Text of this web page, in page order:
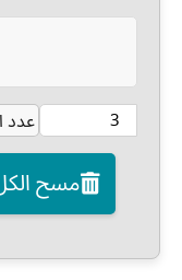
عدد
مسح